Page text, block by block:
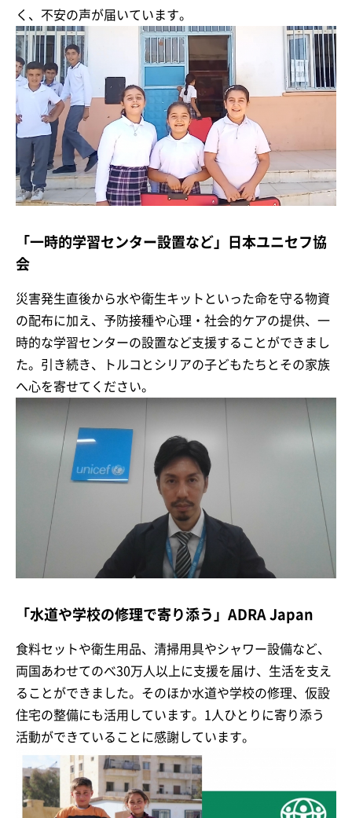
く、不安の声が届いています。
「一時的学習センター設置など」日本ユニセフ協
会
災害発生直後から水や衛生キットといった命を守る物資
の配布に加え、予防接種や心理・社会的ケアの提供、一
時的な学習センターの設置など支援することができまし
た。引き続き、トルコとシリアの子どもたちとその家族
へ心を寄せてください。
「水道や学校の修理で寄り添う」ADRA Japan
食料セットや衛生用品、清掃用具やシャワー設備など、
両国あわせてのべ30万人以上に支援を届け、生活を支え
ることができました。そのほか水道や学校の修理、仮設
住宅の整備にも活用しています。1人ひとりに寄り添う
活動ができていることに感謝しています。